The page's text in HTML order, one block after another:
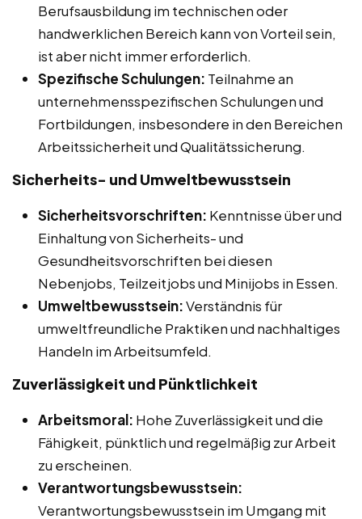
Berufsausbildung im technischen oder
handwerklichen Bereich kann von Vorteil sein,
ist aber nicht immer erforderlich.
Spezifische Schulungen: Teilnahme an
unternehmensspezifischen Schulungen und
Fortbildungen, insbesondere in den Bereichen
Arbeitssicherheit und Qualitätssicherung.
Sicherheits- und Umweltbewusstsein
Sicherheitsvorschriften: Kenntnisse über und
Einhaltung von Sicherheits- und
Gesundheitsvorschriften bei diesen
Nebenjobs, Teilzeitjobs und Minijobs in Essen.
Umweltbewusstsein:Verständnis für
umweltfreundliche Praktiken und nachhaltiges
Handeln im Arbeitsumfeld.
Zuverlässigkeit und Pünktlichkeit
Arbeitsmoral: Hohe Zuverlässigkeit und die
Fähigkeit, pünktlich und regelmäßig zur Arbeit
zu erscheinen.
Verantwortungsbewusstsein:
Verantwortungsbewusstsein im Umgang mit